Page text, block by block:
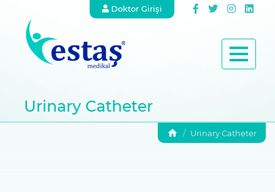
Doktor Girişi
Urinary Catheter
Urinary Catheter